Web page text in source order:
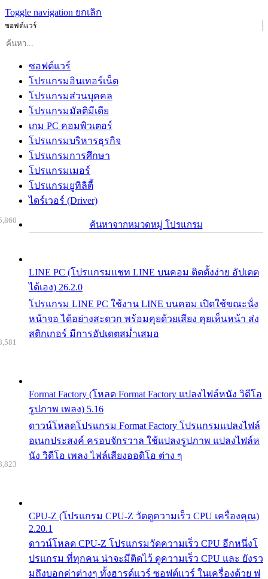
Toggle navigation ยกเลิก
ซอฟต์แวร์
ซอฟต์แวร์
โปรแกรมอินเทอร์เน็ต
โปรแกรมส่วนบุคคล
โปรแกรมมัลติมีเดีย
เกม PC คอมพิวเตอร์
โปรแกรมบริหารธุรกิจ
โปรแกรมการศึกษา
โปรแกรมเมอร์
โปรแกรมยูทิลิตี้
ไดร์เวอร์ (Driver)
ค้นหาจากหมวดหมู่ โปรแกรม
LINE PC (โปรแกรมแชท LINE บนคอม ติดตั้งง่าย อัปเดต
ได้เอง) 26.2.0
โปรแกรม LINE PC ใช้งาน LINE บนคอม เปิดใช้ขณะนั่ง
หน้าจอ ได้อย่างสะดวก พร้อมคุยด้วยเสียง คุยเห็นหน้า ส่ง
สติกเกอร์ มีการอัปเดตสม่ำเสมอ
Format Factory (โหลด Format Factory แปลงไฟล์หนัง วิดีโอ
รูปภาพ เพลง) 5.16
ดาวน์โหลดโปรแกรม Format Factory โปรแกรมแปลงไฟล์
อเนกประสงค์ ครอบจักรวาล ใช้แปลงรูปภาพ แปลงไฟล์ห
นัง วิดีโอ เพลง ไฟล์เสียงออดิโอ ต่าง ๆ
CPU-Z (โปรแกรม CPU-Z วัดดูความเร็ว CPU เครื่องคุณ)
2.20.1
ดาวน์โหลด CPU-Z โปรแกรมวัดความเร็ว CPU อีกหนึ่งโ
ปรแกรม ที่ทุกคน น่าจะมีติดไว้ ดูความเร็ว CPU และ ยังรว
มถึงบอกค่าต่างๆ ทั้งฮารด์แวร์ ซอฟต์แวร์ ในเครื่องด้วย ฟ